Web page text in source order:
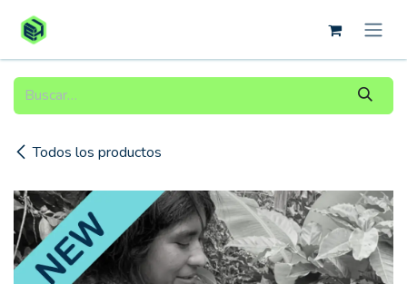
Todos los productos